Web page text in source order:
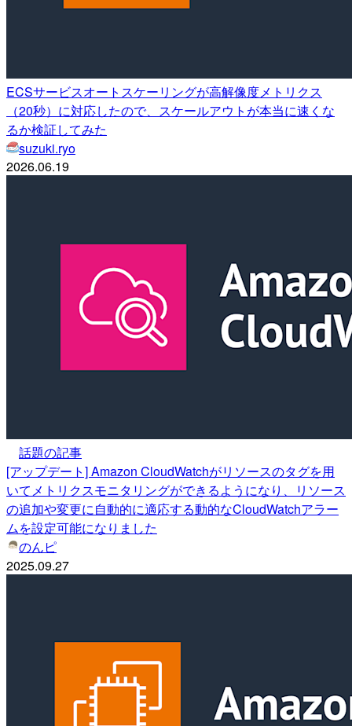
ECSサービスオートスケーリングが高解像度メトリクス
（20秒）に対応したので、スケールアウトが本当に速くな
るか検証してみた
suzuki.ryo
2026.06.19
話題の記事
[アップデート] Amazon CloudWatchがリソースのタグを用
いてメトリクスモニタリングができるようになり、リソース
の追加や変更に自動的に適応する動的なCloudWatchアラー
ムを設定可能になりました
のんピ
2025.09.27